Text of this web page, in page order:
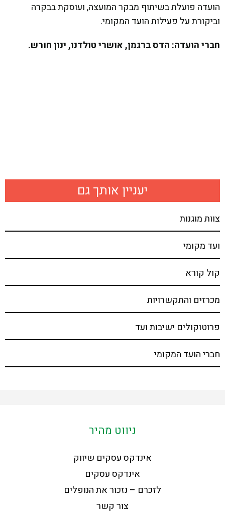
הועדה פועלת בשיתוף מבקר המועצה, ועוסקת בבקרה
וביקורת על פעילות הועד המקומי.
חברי הועדה: הדס ברגמן, אושרי טולדנו, ינון חורש.
יעניין אותך גם
צוות מוגנות
ועד מקומי
קול קורא
מכרזים והתקשרויות
פרוטוקולים ישיבות ועד
חברי הועד המקומי
ניווט מהיר
אינדקס עסקים שיווק
אינדקס עסקים
לזכרם – נזכור את הנופלים
צור קשר